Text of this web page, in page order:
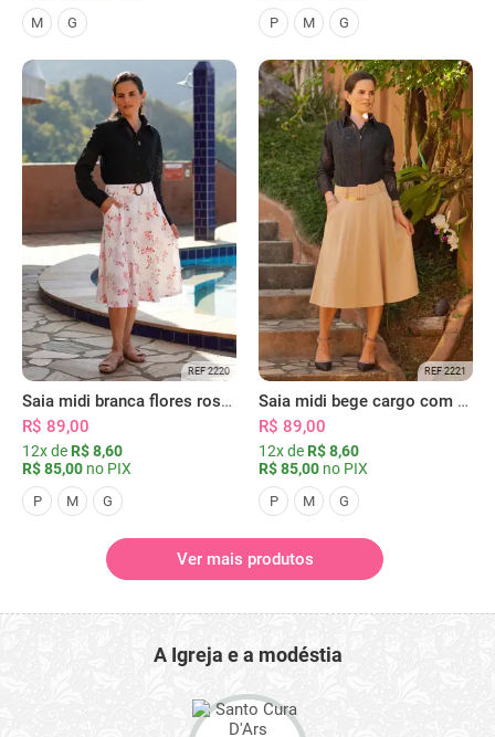
M G P M G
REF 2220
Saia midi branca flores rosas com bolsos
R$ 89,00
12x de R$ 8,60
R$ 85,00 no PIX
P M G
REF 2221
Saia midi bege cargo com bolsos
R$ 89,00
12x de R$ 8,60
R$ 85,00 no PIX
P M G
Ver mais produtos
A Igreja e a modéstia